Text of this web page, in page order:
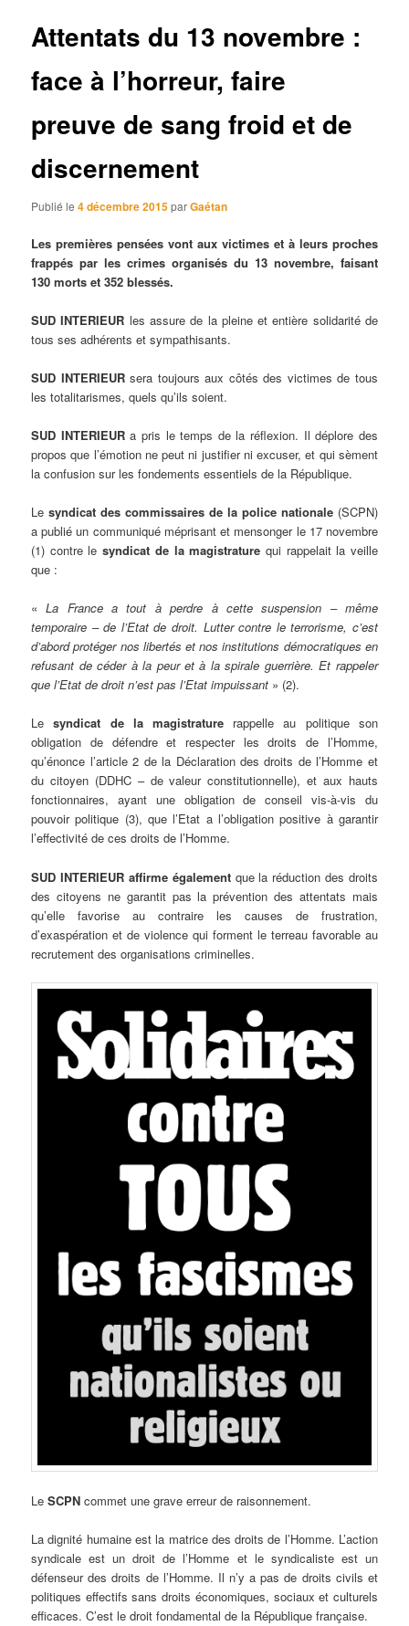
Attentats du 13 novembre :
face à l’horreur, faire
preuve de sang froid et de
discernement
Publié le4 décembre 2015parGaétan
Les premières pensées vont aux victimes et à leurs proches
frappés par les crimes organisés du 13 novembre, faisant
130 morts et 352 blessés.
SUD INTERIEUR les assure de la pleine et entière solidarité de
tous ses adhérents et sympathisants.
SUD INTERIEURsera toujours aux côtés des victimes de tous
les totalitarismes, quels qu’ils soient.
SUD INTERIEURa pris le temps de la réflexion. Il déplore des
propos que l’émotion ne peut ni justifier ni excuser, et qui sèment
la confusion sur les fondements essentiels de la République.
Lesyndicat des commissaires de la police nationale(SCPN)
a publié un communiqué méprisant et mensonger le 17 novembre
(1) contre lesyndicat de la magistrature qui rappelait la veille
que :
«La France a tout à perdre à cette suspension – même
temporaire – de l’Etat de droit. Lutter contre le terrorisme, c’est
d’abord protéger nos libertés et nos institutions démocratiques en
refusant de céder à la peur et à la spirale guerrière. Et rappeler
que l’Etat de droit n’est pas l’Etat impuissant » (2).
Lesyndicat de la magistrature rappelle au politique son
obligation de défendre et respecter les droits de l’Homme,
qu’énonce l’article 2 de la Déclaration des droits de l’Homme et
du citoyen (DDHC – de valeur constitutionnelle), et aux hauts
fonctionnaires, ayant une obligation de conseil vis-à-vis du
pouvoir politique (3), que l’Etat a l’obligation positive à garantir
l’effectivité de ces droits de l’Homme.
SUD INTERIEUR affirme égalementque la réduction des droits
des citoyens ne garantit pas la prévention des attentats mais
qu’elle favorise au contraire les causes de frustration,
d’exaspération et de violence qui forment le terreau favorable au
recrutement des organisations criminelles.
LeSCPN commet une grave erreur de raisonnement.
La dignité humaine est la matrice des droits de l’Homme. L’action
syndicale est un droit de l’Homme et le syndicaliste est un
défenseur des droits de l’Homme. Il n’y a pas de droits civils et
politiques effectifs sans droits économiques, sociaux et culturels
efficaces. C’est le droit fondamental de la République française.